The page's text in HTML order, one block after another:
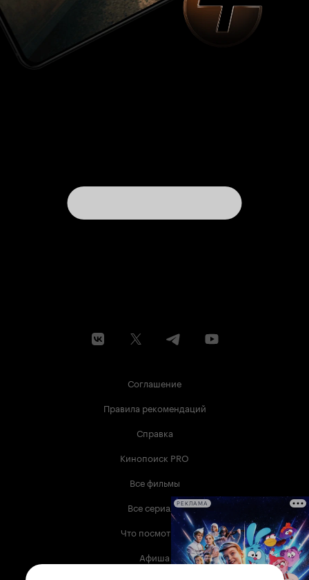
Соглашение
Правила рекомендаций
Справка
Кинопоиск PRO
Все фильмы
Все сериалы
Что посмотреть
Афиша
РЕКЛАМА